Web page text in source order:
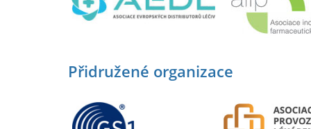
Přidružené organizace